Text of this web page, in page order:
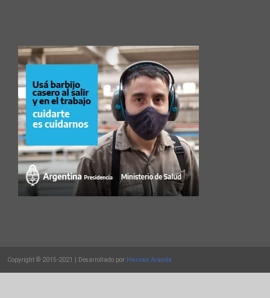
Copyright © 2015-2021 | Desarrollado por Hernan Aranda